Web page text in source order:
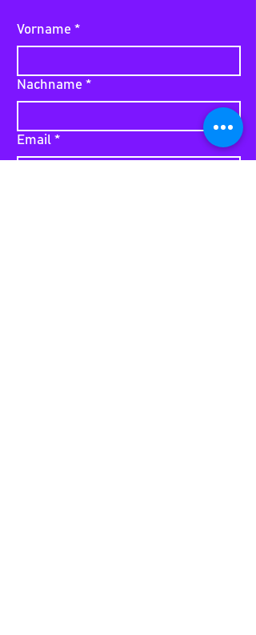
Vorname *
Nachname *
Email *